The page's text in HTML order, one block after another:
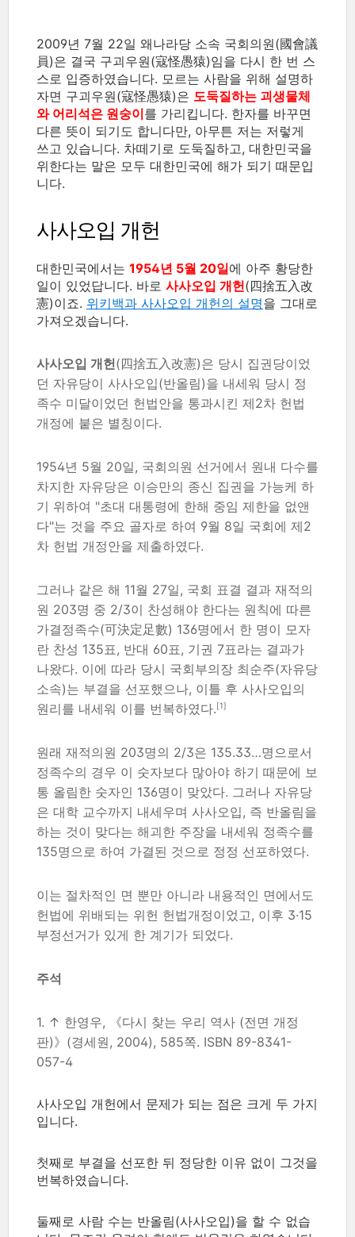
2009년 7월 22일 왜나라당 소속 국회의원(國會議
員)은 결국 구괴우원(寇怪愚猿)임을 다시 한 번 스
스로 입증하였습니다. 모르는 사람을 위해 설명하
자면 구괴우원(寇怪愚猿)은 도둑질하는 괴생물체
와 어리석은 원숭이를 가리킵니다. 한자를 바꾸면
다른 뜻이 되기도 합니다만, 아무튼 저는 저렇게
쓰고 있습니다. 차떼기로 도둑질하고, 대한민국을
위한다는 말은 모두 대한민국에 해가 되기 때문입
니다.
사사오입 개헌
대한민국에서는 1954년 5월 20일에 아주 황당한
일이 있었답니다. 바로 사사오입 개헌(四捨五入改
憲)이죠. 위키백과 사사오입 개헌의 설명을 그대로
가져오겠습니다.
사사오입 개헌(四捨五入改憲)은 당시 집권당이었
던 자유당이 사사오입(반올림)을 내세워 당시 정
족수 미달이었던 헌법안을 통과시킨 제2차 헌법
개정에 붙은 별칭이다.
1954년 5월 20일, 국회의원 선거에서 원내 다수를
차지한 자유당은 이승만의 종신 집권을 가능케 하
기 위하여 "초대 대통령에 한해 중임 제한을 없앤
다"는 것을 주요 골자로 하여 9월 8일 국회에 제2
차 헌법 개정안을 제출하였다.
그러나 같은 해 11월 27일, 국회 표결 결과 재적의
원 203명 중 2/3이 찬성해야 한다는 원칙에 따른
가결정족수(可決定足數) 136명에서 한 명이 모자
란 찬성 135표, 반대 60표, 기권 7표라는 결과가
나왔다. 이에 따라 당시 국회부의장 최순주(자유당
소속)는 부결을 선포했으나, 이틀 후 사사오입의
원리를 내세워 이를 번복하였다.[1]
원래 재적의원 203명의 2/3은 135.33…명으로서
정족수의 경우 이 숫자보다 많아야 하기 때문에 보
통 올림한 숫자인 136명이 맞았다. 그러나 자유당
은 대학 교수까지 내세우며 사사오입, 즉 반올림을
하는 것이 맞다는 해괴한 주장을 내세워 정족수를
135명으로 하여 가결된 것으로 정정 선포하였다.
이는 절차적인 면 뿐만 아니라 내용적인 면에서도
헌법에 위배되는 위헌 헌법개정이었고, 이후 3·15
부정선거가 있게 한 계기가 되었다.
주석
1. ↑ 한영우, 《다시 찾는 우리 역사 (전면 개정
판)》(경세원, 2004), 585쪽. ISBN 89-8341-
057-4
사사오입 개헌에서 문제가 되는 점은 크게 두 가지
입니다.
첫째로 부결을 선포한 뒤 정당한 이유 없이 그것을
번복하였습니다.
둘째로 사람 수는 반올림(사사오입)을 할 수 없습